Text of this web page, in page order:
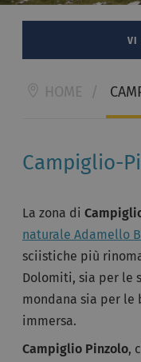
VI
HOME /
Campiglio-
La zona di
naturale Adamello
sciistiche più
Dolomiti, sia per le
mondana sia per
immersa.
Campiglio Pinzolo,